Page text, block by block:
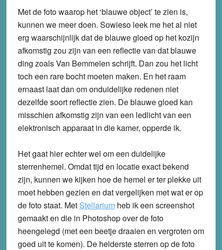
Met de foto waarop het ‘blauwe object’ te zien is,
kunnen we meer doen. Sowieso leek me het al niet
erg waarschijnlijk dat de blauwe gloed op het kozijn
afkomstig zou zijn van een reflectie van dat blauwe
ding zoals Van Bemmelen schrijft. Dan zou het licht
toch een rare bocht moeten maken. En het raam
ernaast laat dan om onduidelijke redenen niet
dezelfde soort reflectie zien. De blauwe gloed kan
misschien afkomstig zijn van een ledlicht van een
elektronisch apparaat in die kamer, opperde ik.
Het gaat hier echter wel om een duidelijke
sterrenhemel. Omdat tijd en locatie exact bekend
zijn, kunnen we kijken hoe de hemel er ter plekke uit
moet hebben gezien en dat vergelijken met wat er op
de foto staat. Met Stellariumheb ik een screenshot
gemaakt en die in Photoshop over de foto
heengelegd (met een beetje draaien en vergroten om
goed uit te komen). De helderste sterren op de foto